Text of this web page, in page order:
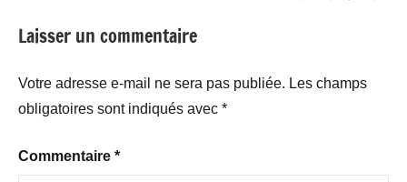
Laisser un commentaire
Votre adresse e-mail ne sera pas publiée. Les champs
obligatoires sont indiqués avec *
Commentaire *